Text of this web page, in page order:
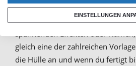
sind dir beim Selbstgestalten
gesetzt:Lade eigene Fotos hoch,
gleich eine der zahlreichen
die Hülle an und wenn du fertigt
EINSTELLUNGEN